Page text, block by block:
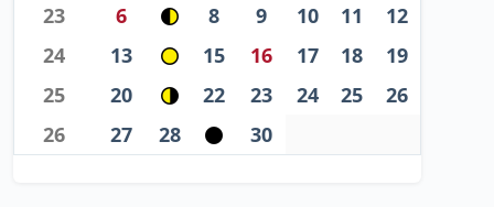
23
6 8 9 10 11
12
24
13 15 16 17 18
19
25
20 22 23 24 25
26
26
27 28 30